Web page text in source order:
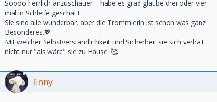
Soooo herrlich anzuschauen - habe es grad glaube drei oder vier
mal in Schleife geschaut.
Sie sind alle wunderbar, aber die Trommlerin ist schon was ganz
Besonderes.💖
Mit welcher Selbstverständlichkeit und Sicherheit sie sich verhält -
nicht nur "als wäre" sie zu Hause. 🥰
Enny